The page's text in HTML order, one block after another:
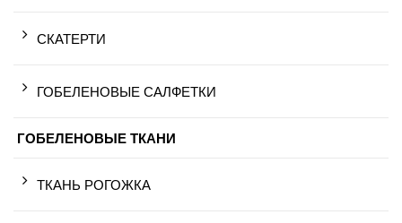
СКАТЕРТИ
ГОБЕЛЕНОВЫЕ САЛФЕТКИ
ГОБЕЛЕНОВЫЕ ТКАНИ
ТКАНЬ РОГОЖКА